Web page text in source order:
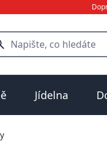
Jídelna